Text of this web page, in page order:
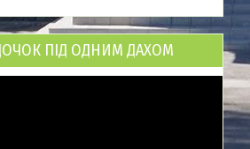
ПІД ОДНИМ ДАХОМ